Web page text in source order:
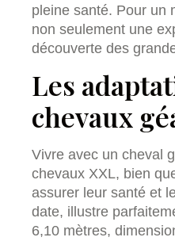
pleine santé. Pour un
non seulement une
découverte des
Les
chevaux
Vivre avec un cheval
chevaux XXL, bien
assurer leur santé et
date, illustre
6,10 mètres,